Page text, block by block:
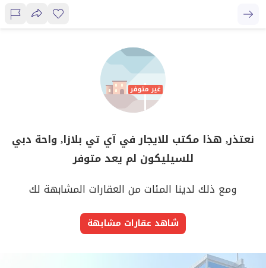
نعتذر, هذا مكتب للايجار في آي تي بلازا, واحة دبي
للسيليكون لم يعد متوفر
ومع ذلك لدينا المئات من العقارات المشابهة لك
شاهد عقارات مشابهة